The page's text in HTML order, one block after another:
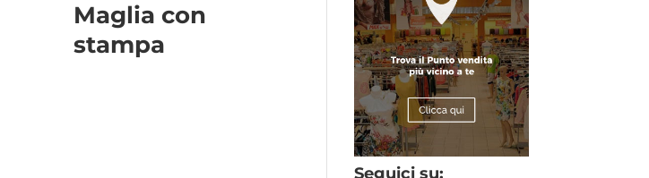
Maglia con
stampa
Seguici su: